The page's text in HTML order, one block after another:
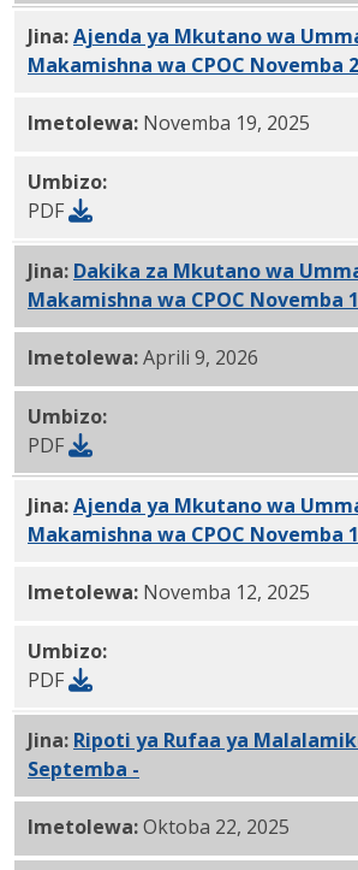
Jina:Ajenda ya Mkutano wa
Makamishna wa CPOC Novemba
Imetolewa: Novemba 19, 2025
Umbizo:
PDF
Jina: Dakika za Mkutano wa
Makamishna wa CPOC Novemba
Imetolewa:Aprili 9, 2026
Umbizo:
PDF
Jina:Ajenda ya Mkutano wa
Makamishna wa CPOC Novemba
Imetolewa: Novemba 12, 2025
Umbizo:
PDF
Jina: Ripoti ya Rufaa ya
Septemba -
Imetolewa:Oktoba 22, 2025